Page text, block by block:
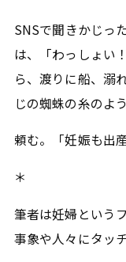
SNSで聞きかじっ
は、「わっしょい
ら、渡りに船、溺
じの蜘蛛の糸のよう
頼む。「妊娠も出
＊
筆者は妊婦という
事象や人々にタッ